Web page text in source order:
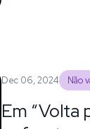
Dec 06, 2024 Não
Em “Volta